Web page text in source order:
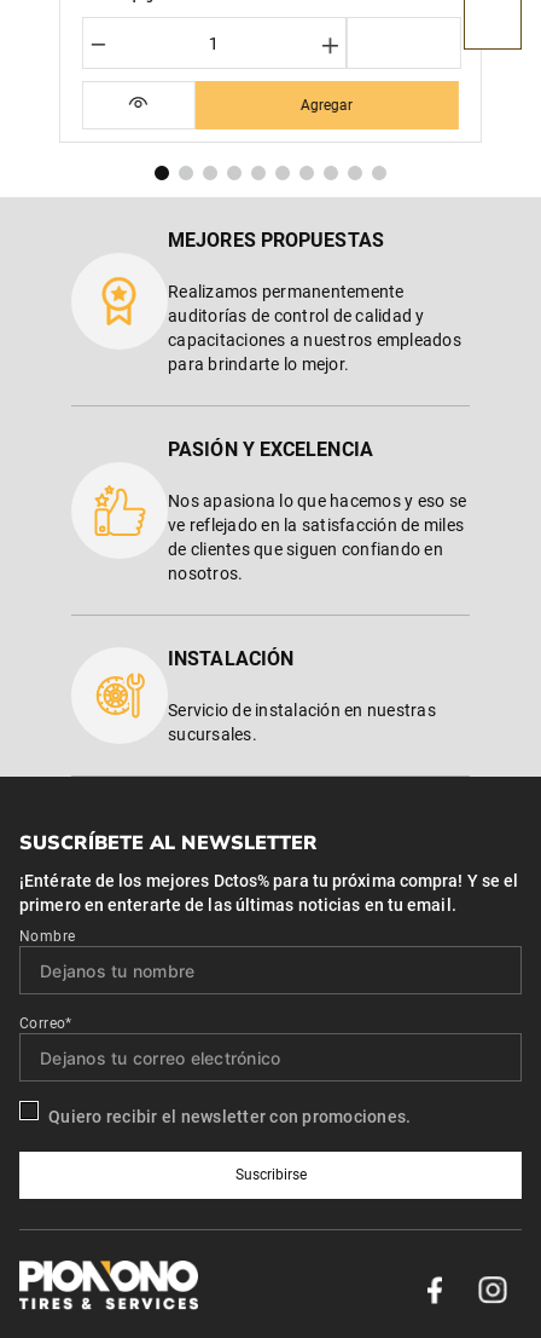
＋
－
Agregar
MEJORES PROPUESTAS
Realizamos permanentemente
auditorías de control de calidad y
capacitaciones a nuestros empleados
para brindarte lo mejor.
PASIÓN Y EXCELENCIA
Nos apasiona lo que hacemos y eso se
ve reflejado en la satisfacción de miles
de clientes que siguen confiando en
nosotros.
INSTALACIÓN
Servicio de instalación en nuestras
sucursales.
SUSCRÍBETE AL NEWSLETTER
¡Entérate de los mejores Dctos% para tu próxima compra! Y se el
primero en enterarte de las últimas noticias en tu email.
Nombre
Correo*
Quiero recibir el newsletter con promociones.
Suscribirse